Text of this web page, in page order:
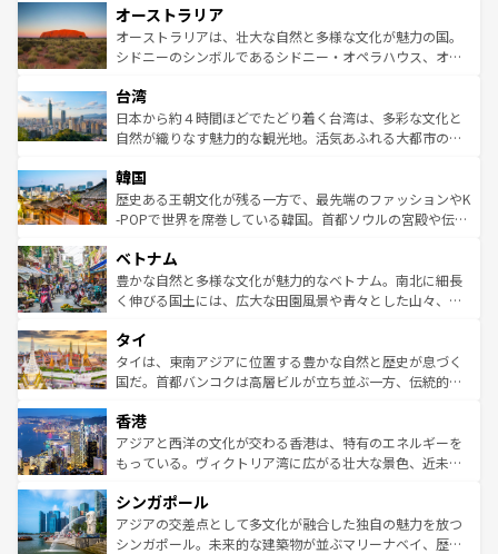
部のニューオーリンズでは、音楽と美食が融合した独特の
文化が魅力。旅行者はアメリカの各地域で異なる魅力を楽
しみながら、その多様性と豊かな歴史を感じることができ
ならではの贅沢な旅のスタイルだ。 なお、新着のアメリカ
情報はコンテンツ一覧を参照してほしい。
ワイ島は見逃せない。また、定番の観光地といえばオアフ
島だが、静かな自然を求めるならマウイ島やカウアイ島が
おすすめ。エメラルドグリーンに輝く海をはじめ、豊かな
れるおもてなしの心で訪れる人々を迎えてくれるハワイの
人々、おいしいローカルフードやハワイアンミュージッ
ク、伝統的なフラダンスなど、すべてがハワイの魅力を彩
ワイを、存分に味わってほしい。 なお、新着のハワイ情報
はコンテンツ一覧を参照してほしい。
オーストラリア
オーストラリアは、壮大な自然と多様な文化が魅力の国。
シドニーのシンボルであるシドニー・オペラハウス、オー
リアリーフや大陸中央部にそびえるウルル（エアーズロッ
ク）、タスマニアの美しい原生林やケアンズの熱帯雨林な
ど、見どころがたくさん。また、カフェやワイン、オージ
いる。アクティビティも充実しており、サーフィンやダイ
ビング、ハイキングなど、アウトドア好きにはたまらな
い。オーストラリアの多彩な魅力を存分に味わいつくそ
参照してほしい。
台湾
日本から約４時間ほどでたどり着く台湾は、多彩な文化と
自然が織りなす魅力的な観光地。活気あふれる大都市の台
ン）、静ひつな山岳地帯である台湾東部など、都市の喧騒
と山間の静けさが共存しており、訪れる人に新しい発見と
驚きをもたらしてくれる。また、奥深い台湾の食文化も魅
容にもいいと評判のスイーツなど、バラエティ豊かな料理
が味わえる。 なお、新着の台湾情報は コンテンツ一覧を参
照してほしい。
韓国
歴史ある王朝文化が残る一方で、最先端のファッションやK
-POPで世界を席巻している韓国。首都ソウルの宮殿や伝統
き、地方に足を延ばせば四季折々の自然美を楽しむことが
できる。そして、キムチや焼肉、絶品のストリートフード
まで、さまざまな韓国料理が待っている。夜には、韓国な
リティに包まれながら、韓国の多彩な魅力を心ゆくまで味
わってみてほしい。 なお、新着の韓国情報はコンテンツ一
覧を参照してほしい。
ベトナム
豊かな自然と多様な文化が魅力的なベトナム。南北に細長
く伸びる国土には、広大な田園風景や青々とした山々、世
急速な発展と共に伝統が息づく。ハノイの古い町並みやホ
ーチミン市のフランス統治時代の建物も、独特の雰囲気を
醸し出している。また、バラエティの豊かさとおいしさで
とつ。フォーやバインミー、ベトナムコーヒーなどは、ぜ
ひ現地で味わいたい。どの地域を訪れてもあたたかい人々
が旅行者を迎えてくれるので、きっと忘れられない旅にな
参照してほしい。
タイ
タイは、東南アジアに位置する豊かな自然と歴史が息づく
国だ。首都バンコクは高層ビルが立ち並ぶ一方、伝統的な
の活気が交差している。北部ではチェンマイなどの山岳地
帯で自然と触れ合い、南部ではプーケットやクラビの美し
いビーチでリゾート気分を楽しむことができる。タイ料理
激する。気候は一年中温暖で、どの季節にも異なる楽しみ
が待っている。親しみやすいタイの人々、仏教を中心とし
た文化、そして多様な観光資源が、訪れる旅人を魅了し続
香港
アジアと西洋の文化が交わる香港は、特有のエネルギーを
もっている。ヴィクトリア湾に広がる壮大な景色、近未来
み、どこを訪れても感動するはず。観光スポットが密集し
ており、効率よく見どころを回れるのも魅力。息をのむよ
うな絶景から文化的な体験まで、香港を存分に楽しみ尽く
シンガポール
アジアの交差点として多文化が融合した独自の魅力を放つ
シンガポール。未来的な建築物が並ぶマリーナベイ、歴史